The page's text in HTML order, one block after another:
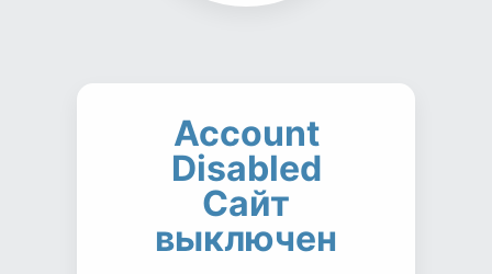
Account
Disabled
Сайт
выключен